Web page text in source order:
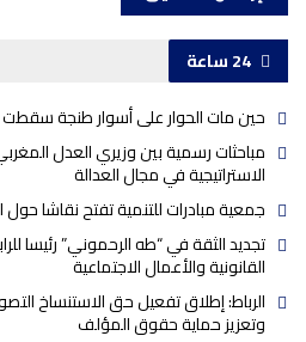
24 ساعة
حين مات الحوار على أسوار طنجة سقطت
مباحثات رسمية بين وزيري العدل
الاستراتيجية في مجال العدالة
جمعية مبادرات للتنمية تفتح نقاشا حول
تجديد الثقة في “طه الرحموني” رئيسا
القانونية والأعمال الاجتماعية
الرباط: إطلاق تفعيل حق الاستنساخ
وتعزيز حماية حقوق المؤلف